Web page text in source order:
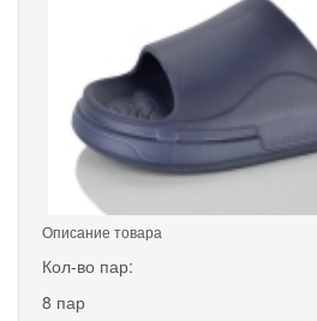
Описание товара
Кол-во пар:
8 пар